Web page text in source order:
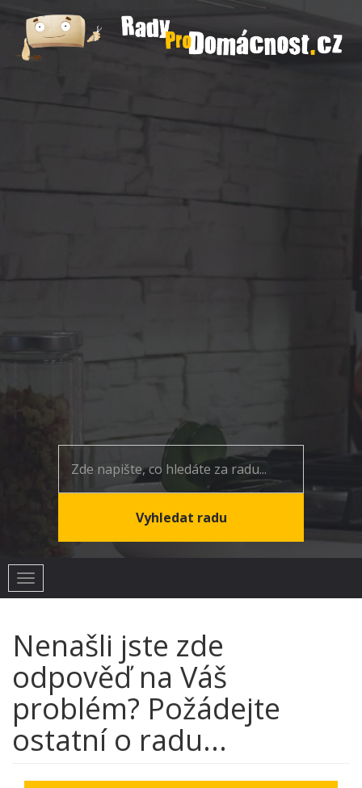
Toggle
navigation
Nenašli jste zde
odpověď na Váš
problém? Požádejte
ostatní o radu...